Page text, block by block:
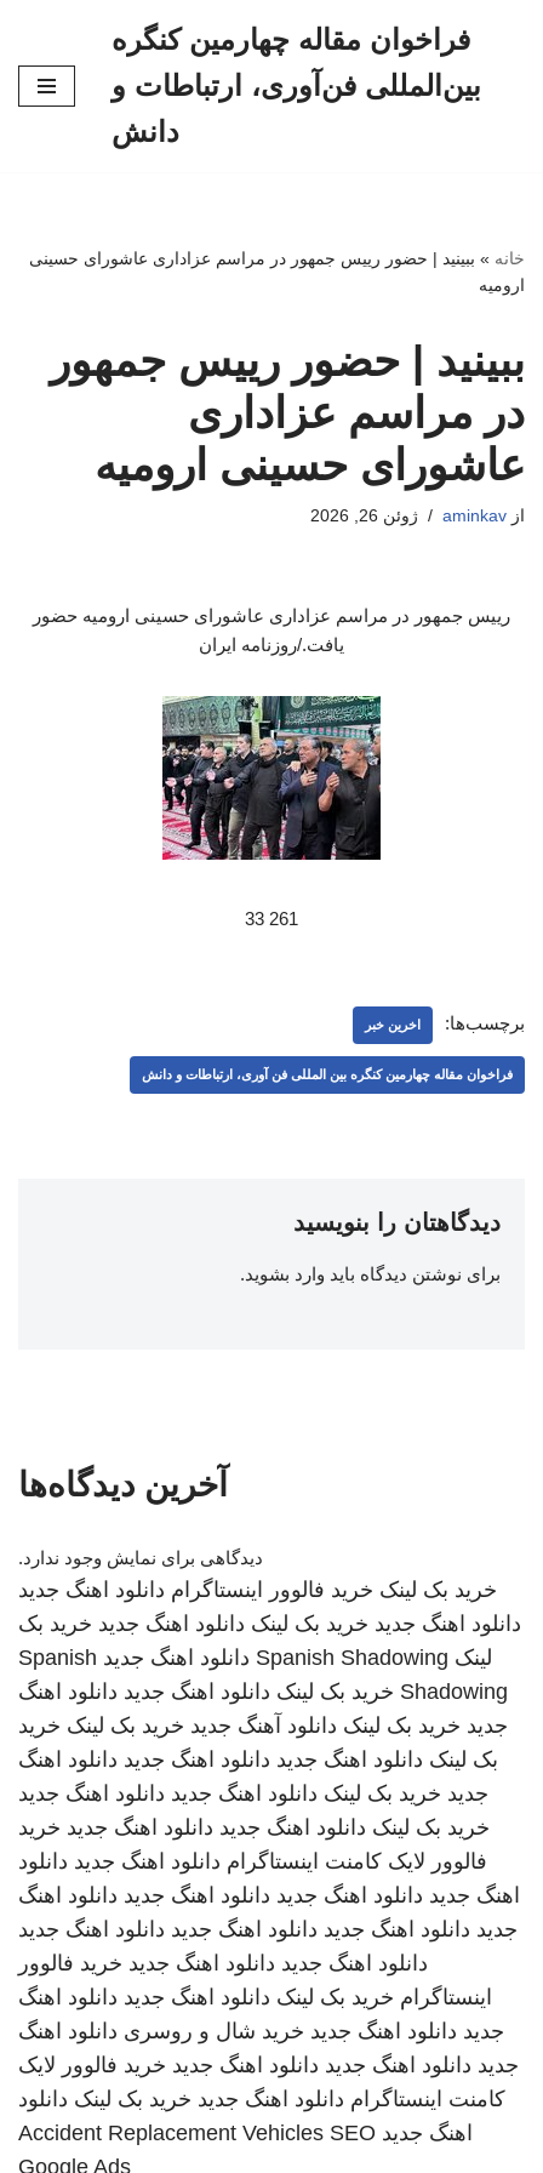
فراخوان مقاله چهارمین کنگره
بین‌المللی فن‌آوری، ارتباطات و
دانش
خانه » ببینید | حضور رییس جمهور در مراسم عزاداری عاشورای حسینی
ارومیه
ببینید | حضور رییس جمهور
در مراسم عزاداری
عاشورای حسینی ارومیه
از aminkav ژوئن 26, 2026
رییس جمهور در مراسم عزاداری عاشورای حسینی ارومیه حضور
یافت./روزنامه ایران
261 33
برچسب‌ها: اخرین خبر
فراخوان مقاله چهارمین کنگره بین المللی فن آوری، ارتباطات و دانش
دیدگاهتان را بنویسید
برای نوشتن دیدگاه باید وارد بشوید.
آخرین دیدگاه‌ها
دیدگاهی برای نمایش وجود ندارد.
خرید بک لینک خرید فالوور اینستاگرام دانلود اهنگ جدید
دانلود اهنگ جدید خرید بک لینک دانلود اهنگ جدید خرید بک
لینک Spanish Shadowing دانلود اهنگ جدید Spanish
Shadowing خرید بک لینک دانلود اهنگ جدید دانلود اهنگ
جدید خرید بک لینک دانلود آهنگ جدید خرید بک لینک خرید
بک لینک دانلود اهنگ جدید دانلود اهنگ جدید دانلود اهنگ
جدید خرید بک لینک دانلود اهنگ جدید دانلود اهنگ جدید
خرید بک لینک دانلود اهنگ جدید دانلود اهنگ جدید خرید
فالوور لایک کامنت اینستاگرام دانلود اهنگ جدید دانلود
اهنگ جدید دانلود اهنگ جدید دانلود اهنگ جدید دانلود اهنگ
جدید دانلود اهنگ جدید دانلود اهنگ جدید دانلود اهنگ جدید
دانلود اهنگ جدید دانلود اهنگ جدید خرید فالوور
اینستاگرام خرید بک لینک دانلود اهنگ جدید دانلود اهنگ
جدید دانلود اهنگ جدید خرید شال و روسری دانلود اهنگ
جدید دانلود اهنگ جدید دانلود اهنگ جدید خرید فالوور لایک
کامنت اینستاگرام دانلود اهنگ جدید خرید بک لینک دانلود
اهنگ جدید
Accident Replacement Vehicles SEO
Google Ads